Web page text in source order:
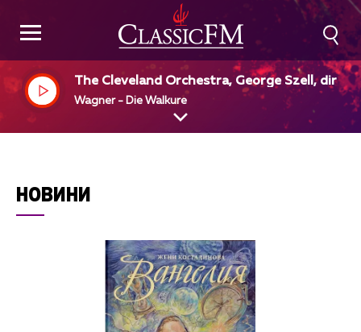
The Cleveland Orchestra, George Szell, dir
Wagner - Die Walkure
НОВИНИ